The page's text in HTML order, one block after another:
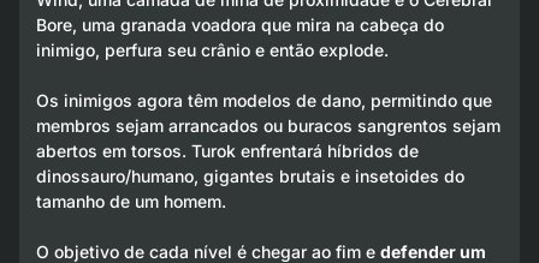
Bore, uma granada voadora que mira na cabeça do
inimigo, perfura seu crânio e então explode.
Os inimigos agora têm modelos de dano, permitindo que
membros sejam arrancados ou buracos sangrentos sejam
abertos em torsos. Turok enfrentará híbridos de
dinossauro/humano, gigantes brutais e insetoides do
tamanho de um homem.
O objetivo de cada nível é chegar ao fim e defender um